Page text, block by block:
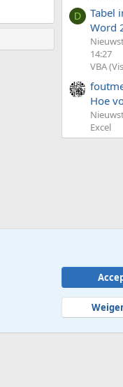
D
Tabel
Word
14:27
VBA
Hoe
Excel
Voorwaarden en regels